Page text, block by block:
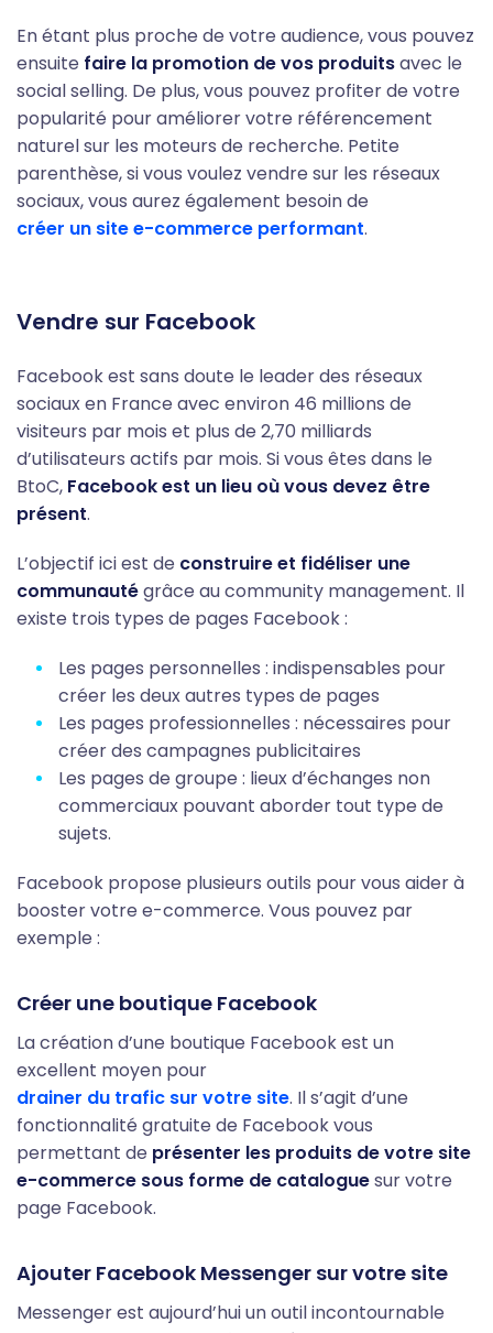
En étant plus proche de votre audience, vous pouvez
ensuite faire la promotion de vos produitsavec le
social selling. De plus, vous pouvez profiter de votre
popularité pour améliorer votre référencement
naturel sur les moteurs de recherche. Petite
parenthèse, si vous voulez vendre sur les réseaux
sociaux, vous aurez également besoin de
créer un site e-commerce performant.
Vendre sur Facebook
Facebook est sans doute le leader des réseaux
sociaux en France avec environ 46 millions de
visiteurs par mois et plus de 2,70 milliards
d’utilisateurs actifs par mois. Si vous êtes dans le
BtoC, Facebook est un lieu où vous devez être
présent.
L’objectif ici est de construire et fidéliser une
communautégrâce au community management. Il
existe trois types de pages Facebook :
Les pages personnelles : indispensables pour
créer les deux autres types de pages
Les pages professionnelles : nécessaires pour
créer des campagnes publicitaires
Les pages de groupe : lieux d’échanges non
commerciaux pouvant aborder tout type de
sujets.
Facebook propose plusieurs outils pour vous aider à
booster votre e-commerce. Vous pouvez par
exemple :
Créer une boutique Facebook
La création d’une boutique Facebook est un
excellent moyen pour
drainer du trafic sur votre site. Il s’agit d’une
fonctionnalité gratuite de Facebook vous
permettant de présenter les produits de votre site
e-commerce sous forme de cataloguesur votre
page Facebook.
Ajouter Facebook Messenger sur votre site
Messenger est aujourd’hui un outil incontournable